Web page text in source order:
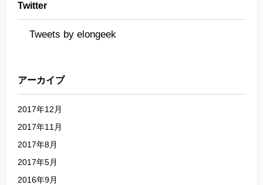
Twitter
Tweets by elongeek
アーカイブ
2017年12月
2017年11月
2017年8月
2017年5月
2016年9月